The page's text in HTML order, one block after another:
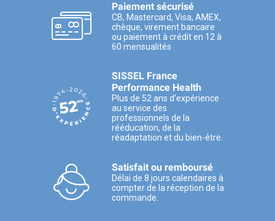
Paiement sécurisé
CB, Mastercard, Visa, AMEX,
chèque, virement bancaire
ou paiement à crédit en 12 à
60 mensualités
SISSEL France
Performance Health
Plus de 52 ans d’expérience
au service des
professionnels de la
rééducation, de la
réadaptation et du bien-être.
Satisfait ou remboursé
Délai de 8 jours calendaires à
compter de la réception de la
commande.